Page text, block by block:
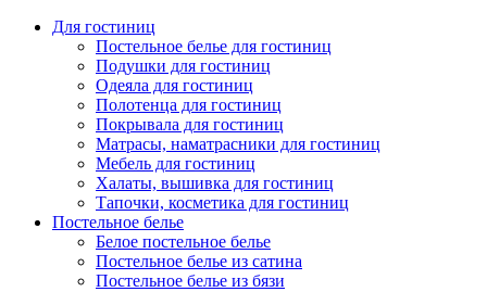
Для гостиниц
Постельное белье для гостиниц
Подушки для гостиниц
Одеяла для гостиниц
Полотенца для гостиниц
Покрывала для гостиниц
Матрасы, наматрасники для гостиниц
Мебель для гостиниц
Халаты, вышивка для гостиниц
Тапочки, косметика для гостиниц
Постельное белье
Белое постельное белье
Постельное белье из сатина
Постельное белье из бязи